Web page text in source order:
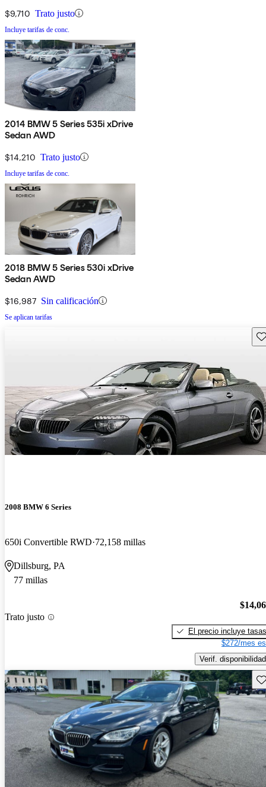
$9,710 Trato justo
Incluye tarifas de conc.
2014 BMW 5 Series 535i xDrive
Sedan AWD
$14,210 Trato justo
Incluye tarifas de conc.
2018 BMW 5 Series 530i xDrive
Sedan AWD
$16,987 Sin calificación
Se aplican tarifas
2008 BMW 6 Series
650i Convertible RWD 72,158 millas
Dillsburg, PA
77 millas
Trato justo
El precio incluye tasas
$272/mes
Verif. disponibilidad